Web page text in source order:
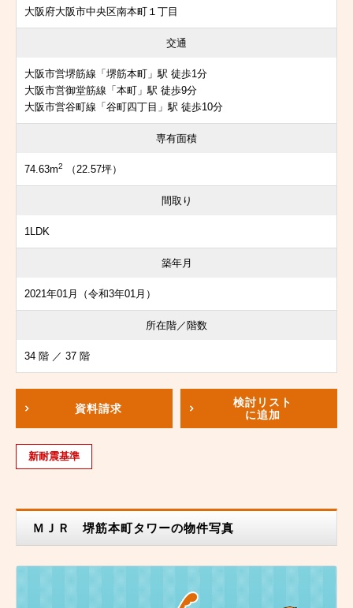
大阪府大阪市中央区南本町１丁目
交通
大阪市営堺筋線「堺筋本町」駅 徒歩1分
大阪市営御堂筋線「本町」駅 徒歩9分
大阪市営谷町線「谷町四丁目」駅 徒歩10分
専有面積
74.63m2 （22.57坪）
間取り
1LDK
築年月
2021年01月（令和3年01月）
所在階／階数
34 階 ／ 37 階
資料請求
検討リスト
に追加
新耐震基準
ＭＪＲ 堺筋本町タワーの物件写真